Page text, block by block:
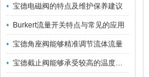
宝德电磁阀的特点及维护保养建议
Burkert流量开关特点与常见的应用
宝德角座阀能够精准调节流体流量
宝德截止阀能够承受较高的温度和压力